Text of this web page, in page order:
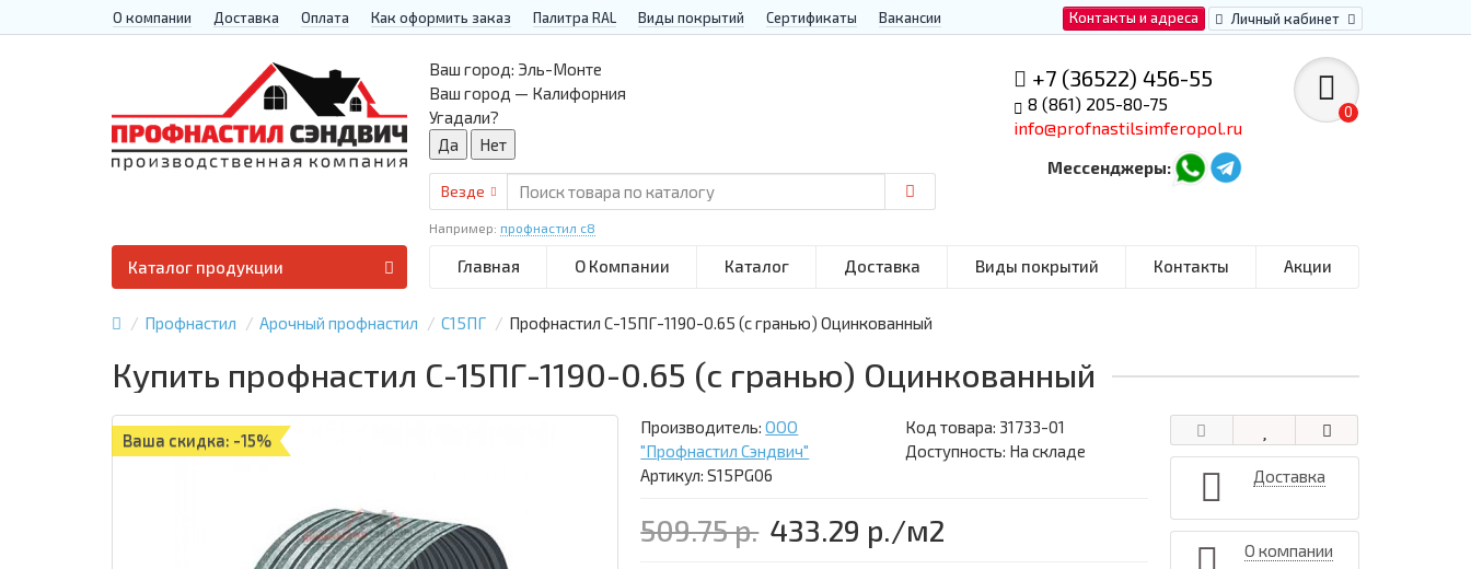
Контакты и адреса Личный кабинет
О компании Доставка Оплата Как оформить заказ Палитра RAL Виды покрытий Сертификаты Вакансии
+7 (36522) 456-55
8 (861) 205-80-75
info@profnastilsimferopol.ru
Мессенджеры:
0
Ваш город: Эль-Монте
Ваш город — Калифорния
Угадали?
Везде
Например: профнастил с8
Главная О Компании Каталог Доставка Виды покрытий Контакты Акции
Каталог продукции
Профнастил Арочный профнастил С15ПГ Профнастил С-15ПГ-1190-0.65 (с гранью) Оцинкованный
Купить профнастил С-15ПГ-1190-0.65 (с гранью) Оцинкованный
Ваша скидка: -15%
Производитель:ООО
"Профнастил Сэндвич"
Код товара: 31733-01
Доступность: На складе
Артикул: S15PG06
509.75 р. 433.29 р./м2
Доставка
О компании